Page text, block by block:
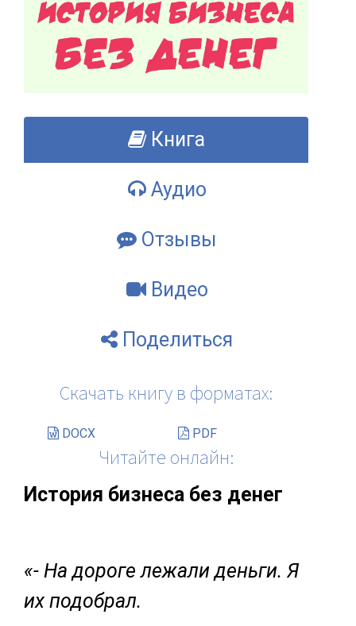
Книга
Аудио
Отзывы
Видео
Поделиться
Скачать книгу в форматах:
DOCX PDF
Читайте онлайн:
История бизнеса без денег
«- На дороге лежали деньги. Я
их подобрал.